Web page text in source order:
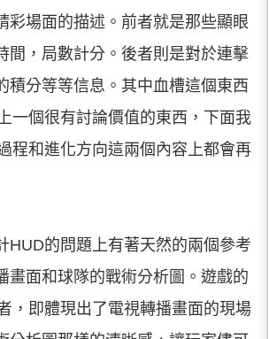
彩場面的描述。前者就是那些顯眼
間，局數計分。後者則是對於連擊
積分等等信息。其中血槽這個東西
一個很有討論價值的東西，下面我
程和進化方向這兩個內容上都會再
HUD的問題上有著天然的兩個參考
畫面和球隊的戰術分析圖。遊戲的
，即體現出了電視轉播畫面的現場